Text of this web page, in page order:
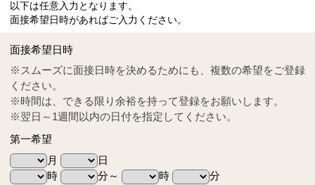
Tel
0570-55-0314
以下は任意入力となります。
面接希望日時があればご入力ください。
面接希望日時
※スムーズに面接日時を決めるためにも、複数の希望をご登録
ください。
※時間は、できる限り余裕を持って登録をお願いします。
※翌日～1週間以内の日付を指定してください。
第一希望
月
日
時
分～ 時
分